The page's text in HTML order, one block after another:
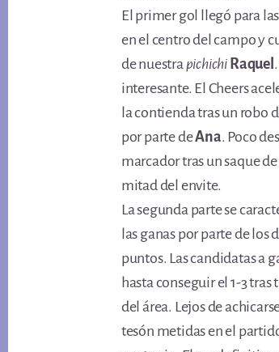
El primer gol llegó para
en el centro del campo y
de nuestra pichichi Raquel
interesante. El Cheers
la contienda tras un robo
por parte deAna. Poco
marcador tras un saque
mitad del envite.
La segunda parte se
las ganas por parte de los
puntos. Las candidatas a
hasta conseguir el 1-3
del área. Lejos de
tesón metidas en el